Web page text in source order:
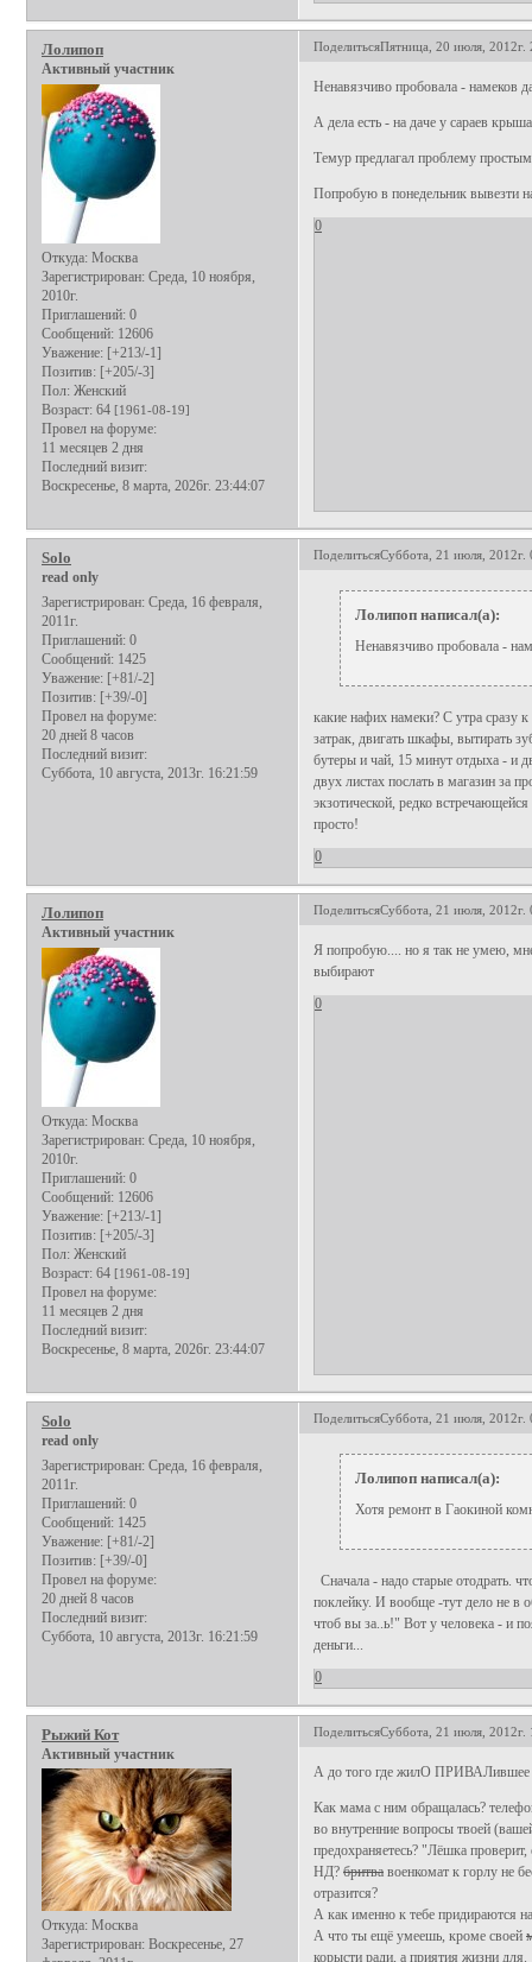
ПоделитьсяПятница, 20 июля, 2012г.
Лолипоп
Активный участник
Откуда: Москва
Зарегистрирован: Среда, 10 ноября,
2010г.
Приглашений: 0
Сообщений: 12606
Уважение: [+213/-1]
Позитив: [+205/-3]
Пол: Женский
Возраст: 64 [1961-08-19]
Провел на форуме:
11 месяцев 2 дня
Последний визит:
Воскресенье, 8 марта, 2026г. 23:44:07
Ненавязчиво пробовала - намеков
А дела есть - на даче у сараев
Темур предлагал проблему
Попробую в понедельник вывезти
0
ПоделитьсяСуббота, 21 июля, 2012г.
Solo
read only
Зарегистрирован: Среда, 16 февраля,
2011г.
Приглашений: 0
Сообщений: 1425
Уважение: [+81/-2]
Позитив: [+39/-0]
Провел на форуме:
20 дней 8 часов
Последний визит:
Суббота, 10 августа, 2013г. 16:21:59
Лолипоп написал(а):
Ненавязчиво пробовала -
какие нафих намеки? С утра сразу
затрак, двигать шкафы, вытирать
бутеры и чай, 15 минут отдыха - и
двух листах послать в магазин за
экзотической, редко
просто!
0
ПоделитьсяСуббота, 21 июля, 2012г.
Лолипоп
Активный участник
Откуда: Москва
Зарегистрирован: Среда, 10 ноября,
2010г.
Приглашений: 0
Сообщений: 12606
Уважение: [+213/-1]
Позитив: [+205/-3]
Пол: Женский
Возраст: 64 [1961-08-19]
Провел на форуме:
11 месяцев 2 дня
Последний визит:
Воскресенье, 8 марта, 2026г. 23:44:07
Я попробую.... но я так не умею,
выбирают
0
ПоделитьсяСуббота, 21 июля, 2012г.
Solo
read only
Зарегистрирован: Среда, 16 февраля,
2011г.
Приглашений: 0
Сообщений: 1425
Уважение: [+81/-2]
Позитив: [+39/-0]
Провел на форуме:
20 дней 8 часов
Последний визит:
Суббота, 10 августа, 2013г. 16:21:59
Лолипоп написал(а):
Хотя ремонт в Гаокиной
Сначала - надо старые отодрать.
поклейку. И вообще -тут дело не
чтоб вы за..ь!" Вот у человека - и
деньги...
0
ПоделитьсяСуббота, 21 июля, 2012г.
Рыжий Кот
Активный участник
Откуда: Москва
Зарегистрирован: Воскресенье, 27
А до того где жилО ПРИВАЛившее
Как мама с ним обращалась?
во внутренние вопросы твоей
предохраняетесь? "Лёшка
НД? бритва военкомат к горлу не
отразится?
А как именно к тебе придираются
А что ты ещё умеешь, кроме своей
корысти ради, а приятия жизни для.